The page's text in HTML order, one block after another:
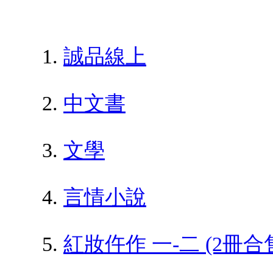
誠品線上
中文書
文學
言情小說
紅妝仵作 一-二 (2冊合